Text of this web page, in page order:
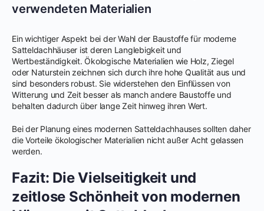
verwendeten Materialien
Ein wichtiger Aspekt bei der Wahl der Baustoffe für moderne
Satteldachhäuser ist deren Langlebigkeit und
Wertbeständigkeit. Ökologische Materialien wie Holz, Ziegel
oder Naturstein zeichnen sich durch ihre hohe Qualität aus und
sind besonders robust. Sie widerstehen den Einflüssen von
Witterung und Zeit besser als manch andere Baustoffe und
behalten dadurch über lange Zeit hinweg ihren Wert.
Bei der Planung eines modernen Satteldachhauses sollten daher
die Vorteile ökologischer Materialien nicht außer Acht gelassen
werden.
Fazit: Die Vielseitigkeit und
zeitlose Schönheit von modernen